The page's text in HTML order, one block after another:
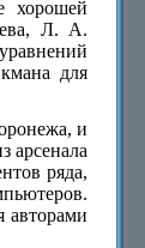
хорошей
Л. А.
для
и
арсенала
ряда,
авторами